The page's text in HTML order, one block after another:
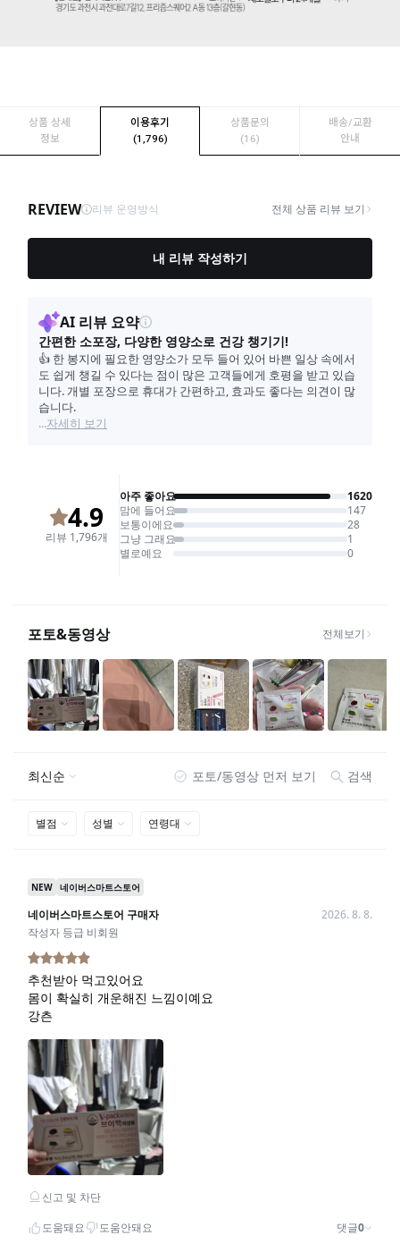
상품 상세
정보
이용후기
(1,796)
상품문의
(16)
배송/교환
안내